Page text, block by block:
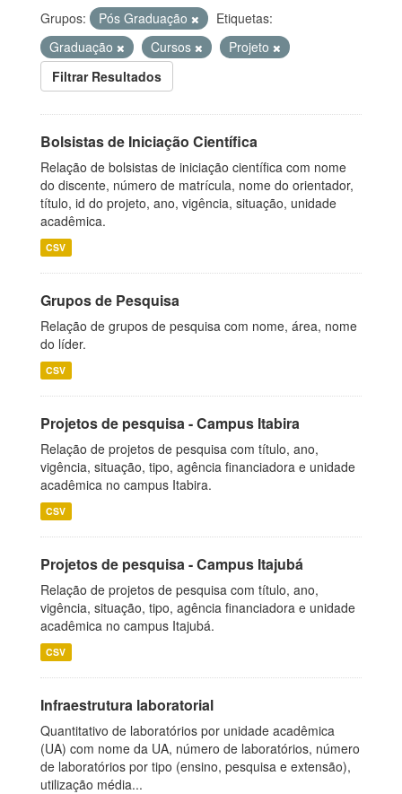
Grupos: Pós Graduação
Etiquetas:
Graduação
Cursos
Projeto
Filtrar Resultados
Bolsistas de Iniciação Científica
Relação de bolsistas de iniciação científica com nome
do discente, número de matrícula, nome do orientador,
título, id do projeto, ano, vigência, situação, unidade
acadêmica.
CSV
Grupos de Pesquisa
Relação de grupos de pesquisa com nome, área, nome
do líder.
CSV
Projetos de pesquisa - Campus Itabira
Relação de projetos de pesquisa com título, ano,
vigência, situação, tipo, agência financiadora e unidade
acadêmica no campus Itabira.
CSV
Projetos de pesquisa - Campus Itajubá
Relação de projetos de pesquisa com título, ano,
vigência, situação, tipo, agência financiadora e unidade
acadêmica no campus Itajubá.
CSV
Infraestrutura laboratorial
Quantitativo de laboratórios por unidade acadêmica
(UA) com nome da UA, número de laboratórios, número
de laboratórios por tipo (ensino, pesquisa e extensão),
utilização média...